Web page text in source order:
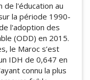
de l'éducation au
la période 1990-
l'adoption des
(ODD) en 2015.
le Maroc s’est
IDH de 0,647 en
connu la plus